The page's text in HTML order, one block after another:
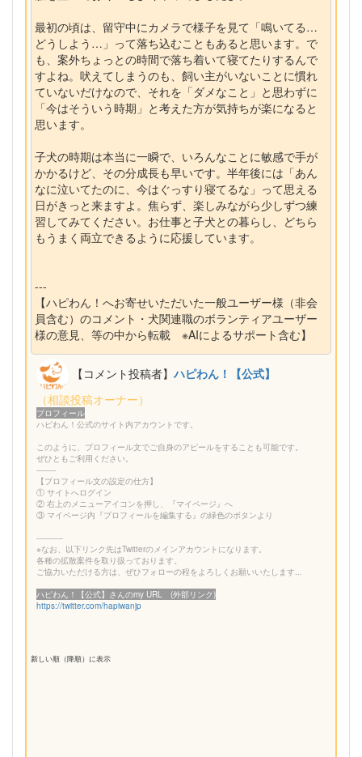
最初の頃は、留守中にカメラで様子を見て「鳴いてる…
どうしよう…」って落ち込むこともあると思います。で
も、案外ちょっとの時間で落ち着いて寝てたりするんで
すよね。吠えてしまうのも、飼い主がいないことに慣れ
ていないだけなので、それを「ダメなこと」と思わずに
「今はそういう時期」と考えた方が気持ちが楽になると
思います。
子犬の時期は本当に一瞬で、いろんなことに敏感で手が
かかるけど、その分成長も早いです。半年後には「あん
なに泣いてたのに、今はぐっすり寝てるな」って思える
日がきっと来ますよ。焦らず、楽しみながら少しずつ練
習してみてください。お仕事と子犬との暮らし、どちら
もうまく両立できるように応援しています。
---
【ハピわん！へお寄せいただいた一般ユーザー様（非会
員含む）のコメント・犬関連職のボランティアユーザー
様の意見、等の中から転載 ※AIによるサポート含む】
【コメント投稿者】ハピわん！【公式】
（相談投稿オーナー）
プロフィール
ハピわん！公式のサイト内アカウントです。
このように、プロフィール文でご自身のアピールをすることも可能です。
ぜひともご利用ください。
--------
【プロフィール文の設定の仕方】
① サイトへログイン
② 右上のメニューアイコンを押し、『マイページ』へ
③ マイページ内『プロフィールを編集する』の緑色のボタンより
-----------
※なお、以下リンク先はTwitterのメインアカウントになります。
各種の拡散案件を取り扱っております。
ご協力いただける方は、ぜひフォローの程をよろしくお願いいたします...
ハピわん！【公式】さんのmy URL (外部リンク)
https://twitter.com/hapiwanjp
新しい順（降順）に表示